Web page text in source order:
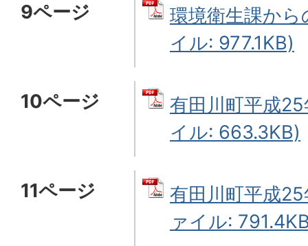
9ページ
環境衛生課か
イル: 977.1KB)
10ページ
有田川町平成
イル: 663.3KB)
11ページ
有田川町平成
ァイル: